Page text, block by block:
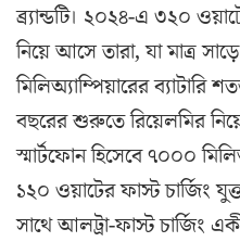
ব্র্যান্ডটি। ২০২৪-এ ৩২০
নিয়ে আসে তারা, যা মাত্র
মিলিঅ্যাম্পিয়ারের
বছরের শুরুতে রিয়েলমির
স্মার্টফোন হিসেবে ৭০০০
১২০ ওয়াটের ফাস্ট চার্জিং
সাথে আলট্রা-ফাস্ট চার্জিং